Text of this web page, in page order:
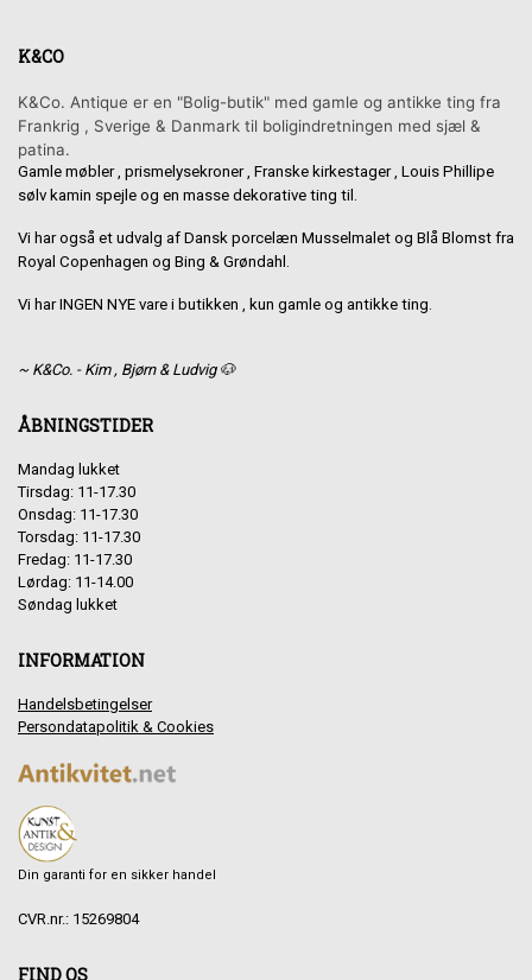
K&CO
K&Co. Antique er en "Bolig-butik" med gamle og antikke ting fra
Frankrig , Sverige & Danmark til boligindretningen med sjæl &
patina.
Gamle møbler , prismelysekroner , Franske kirkestager , Louis Phillipe
sølv kamin spejle og en masse dekorative ting til.
Vi har også et udvalg af Dansk porcelæn Musselmalet og Blå Blomst fra
Royal Copenhagen og Bing & Grøndahl.
Vi har INGEN NYE vare i butikken , kun gamle og antikke ting.
~ K&Co. - Kim , Bjørn & Ludvig 🐶
ÅBNINGSTIDER
Mandag lukket
Tirsdag: 11-17.30
Onsdag: 11-17.30
Torsdag: 11-17.30
Fredag: 11-17.30
Lørdag: 11-14.00
Søndag lukket
INFORMATION
Handelsbetingelser
Persondatapolitik & Cookies
Din garanti for en sikker handel
CVR.nr.: 15269804
FIND OS